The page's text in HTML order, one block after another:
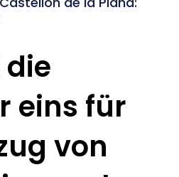
eins für
von